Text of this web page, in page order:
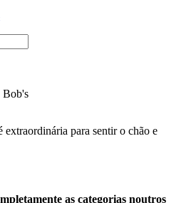
Bob's
para sentir o chão e
as categorias noutros